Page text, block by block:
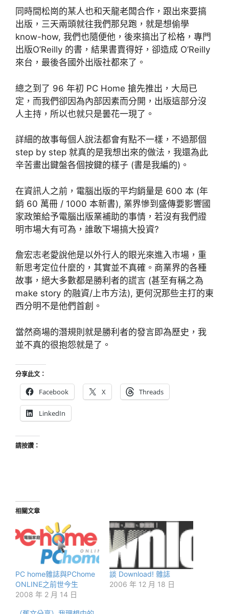
同時間松崗的某人也和天龍老闆合作，跟出來要搞
出版，三天兩頭就往我們那兒跑，就是想偷學
know-how, 我們也隨便他，後來搞出了松格，專門
出版O’Reilly 的書，結果書賣得好，卻造成 O’Reilly
來台，最後各國外出版社都來了。
總之到了 96 年初 PC Home 搶先推出，大局已
定，而我們卻因為內部因素而分開，出版這部分沒
人主持，所以也就只是曇花一現了。
詳細的故事每個人說法都會有點不一樣，不過那個
step by step 就真的是我想出來的做法，我還為此
辛苦畫出鍵盤各個按鍵的樣子 (書是我編的)。
在資訊人之前，電腦出版的平均銷量是 600 本 (年
銷 60 萬冊 / 1000 本新書), 業界慘到盛傳要影響國
家政策給予電腦出版業補助的事情，若沒有我們證
明市場大有可為，誰敢下場搞大投資?
詹宏志老愛說他是以外行人的眼光來進入市場，重
新思考定位什麼的，其實並不真確。商業界的各種
故事，絕大多數都是勝利者的謊言 (甚至有稱之為
make story 的融資/上市方法), 更何況那些主打的東
西分明不是他們首創。
當然商場的潛規則就是勝利者的發言即為歷史，我
並不真的很抱怨就是了。
分享此文：
Facebook X Threads
LinkedIn
請按讚：
相關文章
PC home雜誌與PChome
ONLINE之前世今生
2008 年 2 月 14 日
談 Download! 雜誌
2006 年 12 月 18 日